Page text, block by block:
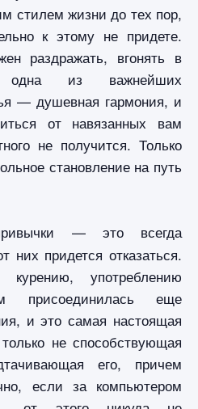
стилем жизни до тех пор,
к этому не придете.
раздражать, вгонять в
одна из важнейших
— душевная гармония, и
от навязанных вам
не получится. Только
становление на путь
— это всегда
них придется отказаться.
употреблению
присоединилась еще
и это самая настоящая
не способствующая
его, причем
если за компьютером